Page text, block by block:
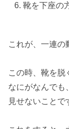
靴を下座の
これが、 一連の
この時、靴を脱
なにがなんでも
見せないことで